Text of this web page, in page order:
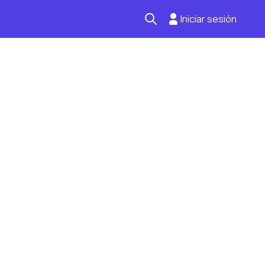
Iniciar sesión